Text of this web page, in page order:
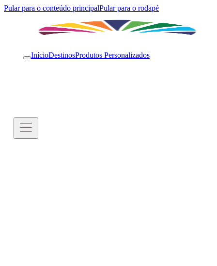
Pular para o conteúdo principalPular para o rodapé
InícioDestinosProdutos Personalizados